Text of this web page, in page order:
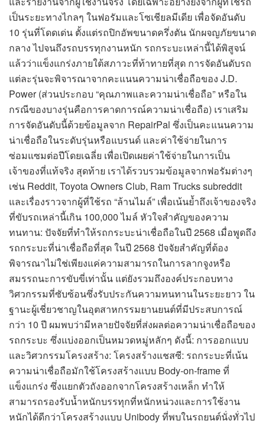
เป็นระยะทางไกลๆ ในฟอรัมและโซเชียลมีเดีย เพื่อจัดอันดับ
10 รุ่นที่โดดเด่น ตั้งแต่รถปิกอัพขนาดครึ่งตัน นักผจญภัยขนาด
กลาง ไปจนถึงรถบรรทุกงานหนัก รถกระบะเหล่านี้ได้พิสูจน์
แล้วว่าแข็งแกร่งภายใต้สภาวะที่ท้าทายที่สุด การจัดอันดับรถ
แต่ละรุ่นจะพิจารณาจากคะแนนความน่าเชื่อถือของ J.D.
Power (ส่วนประกอบ “คุณภาพและความน่าเชื่อถือ” หรือใน
กรณีของบางรุ่นคือการคาดการณ์ความน่าเชื่อถือ) เราเสริม
การจัดอันดับนี้ด้วยข้อมูลจาก RepairPal ซึ่งเป็นคะแนนความ
น่าเชื่อถือในระดับรุ่นหรือแบรนด์ และค่าใช้จ่ายในการ
ซ่อมแซมต่อปีโดยเฉลี่ย เพื่อเปิดเผยค่าใช้จ่ายในการเป็น
เจ้าของที่แท้จริง สุดท้าย เราได้รวบรวมข้อมูลจากฟอรัมต่างๆ
เช่น Reddit, Toyota Owners Club, Ram Trucks subreddit
และเรื่องราวจากผู้ที่ใช้รถ “ล้านไมล์” เพื่อเน้นย้ำถึงเจ้าของจริง
ที่ขับรถเหล่านี้เกิน 100,000 ไมล์ หัวใจสำคัญของความ
ทนทาน: ปัจจัยที่ทำให้รถกระบะน่าเชื่อถือในปี 2568 เมื่อพูดถึง
รถกระบะที่น่าเชื่อถือที่สุด ในปี 2568 ปัจจัยสำคัญที่ต้อง
พิจารณาไม่ใช่เพียงแค่ความสามารถในการลากจูงหรือ
สมรรถนะการขับขี่เท่านั้น แต่ยังรวมถึงองค์ประกอบทาง
วิศวกรรมที่ซับซ้อนซึ่งรับประกันความทนทานในระยะยาว ใน
ฐานะผู้เชี่ยวชาญในอุตสาหกรรมยานยนต์ที่มีประสบการณ์
กว่า 10 ปี ผมพบว่ามีหลายปัจจัยที่ส่งผลต่อความน่าเชื่อถือของ
รถกระบะ ซึ่งแบ่งออกเป็นหมวดหมู่หลักๆ ดังนี้: การออกแบบ
และวิศวกรรมโครงสร้าง: โครงสร้างแชสซี: รถกระบะที่เน้น
ความน่าเชื่อถือมักใช้โครงสร้างแบบ Body-on-frame ที่
แข็งแกร่ง ซึ่งแยกตัวถังออกจากโครงสร้างเหล็ก ทำให้
สามารถรองรับน้ำหนักบรรทุกที่หนักหน่วงและการใช้งาน
หนักได้ดีกว่าโครงสร้างแบบ Unibody ที่พบในรถยนต์นั่งทั่วไป